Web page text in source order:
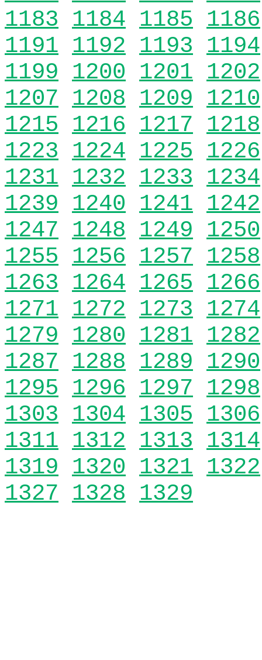
1183 1184 1185 1186
1191 1192 1193 1194
1199 1200 1201 1202
1207 1208 1209 1210
1215 1216 1217 1218
1223 1224 1225 1226
1231 1232 1233 1234
1239 1240 1241 1242
1247 1248 1249 1250
1255 1256 1257 1258
1263 1264 1265 1266
1271 1272 1273 1274
1279 1280 1281 1282
1287 1288 1289 1290
1295 1296 1297 1298
1303 1304 1305 1306
1311 1312 1313 1314
1319 1320 1321 1322
1327 1328 1329